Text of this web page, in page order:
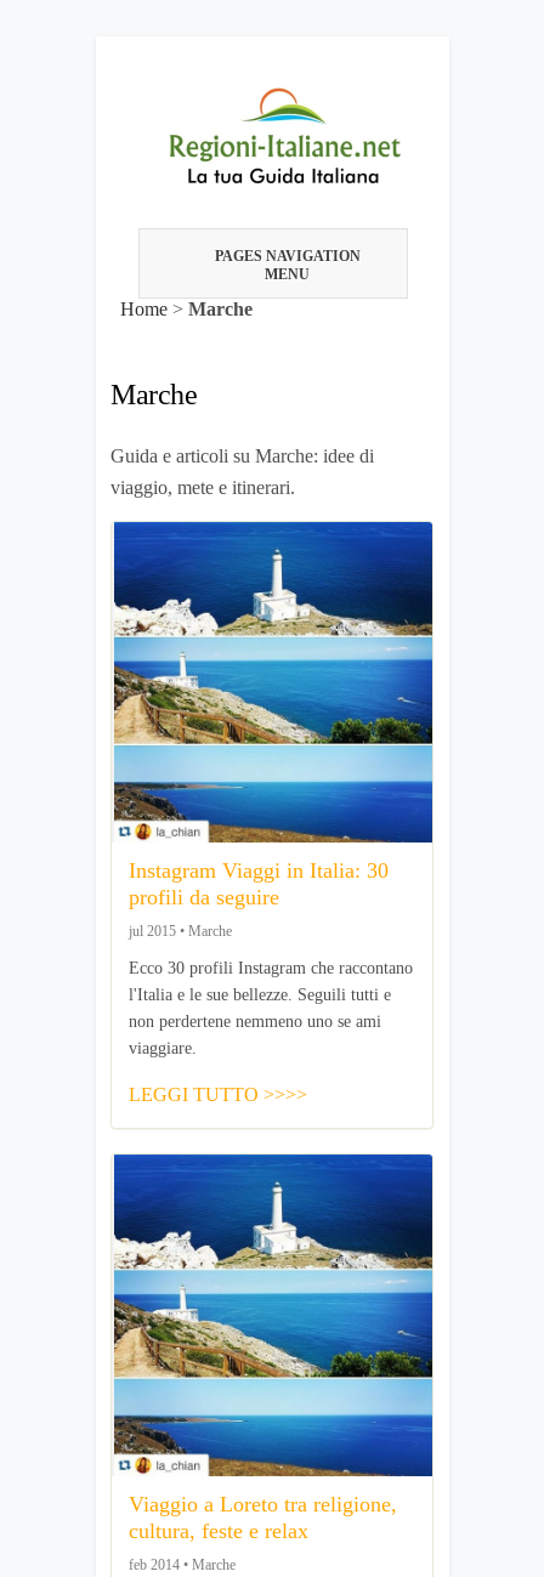
PAGES NAVIGATION
MENU
Home > Marche
Marche
Guida e articoli su Marche: idee di
viaggio, mete e itinerari.
Instagram Viaggi in Italia: 30
profili da seguire
jul 2015 • Marche
Ecco 30 profili Instagram che raccontano
l'Italia e le sue bellezze. Seguili tutti e
non perdertene nemmeno uno se ami
viaggiare.
LEGGI TUTTO >>>>
Viaggio a Loreto tra religione,
cultura, feste e relax
feb 2014 • Marche